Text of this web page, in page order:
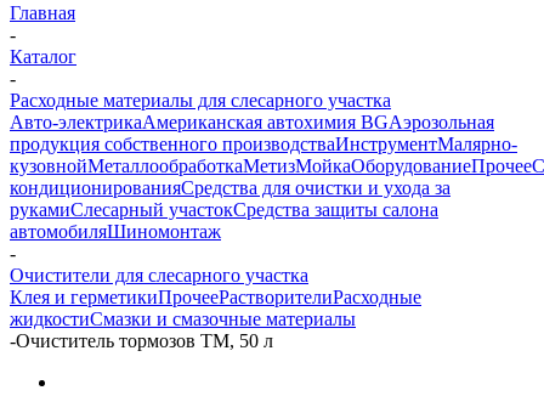
Главная
-
Каталог
-
Расходные материалы для слесарного участка
Авто-электрикаАмериканская автохимия BGАэрозольная
продукция собственного производстваИнструментМалярно-
кузовнойМеталлообработкаМетизМойкаОборудованиеПрочее
кондиционированияСредства для очистки и ухода за
рукамиСлесарный участокСредства защиты салона
автомобиляШиномонтаж
-
Очистители для слесарного участка
Клея и герметикиПрочееРастворителиРасходные
жидкостиСмазки и смазочные материалы
-Очиститель тормозов ТМ, 50 л